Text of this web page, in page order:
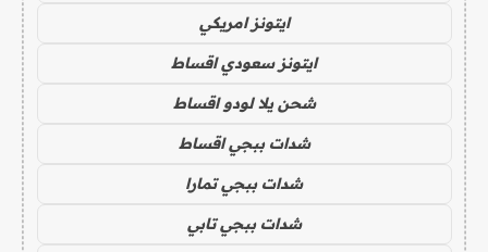
ايتونز امريكي
ايتونز سعودي اقساط
شحن يلا لودو اقساط
شدات ببجي اقساط
شدات ببجي تمارا
شدات ببجي تابي